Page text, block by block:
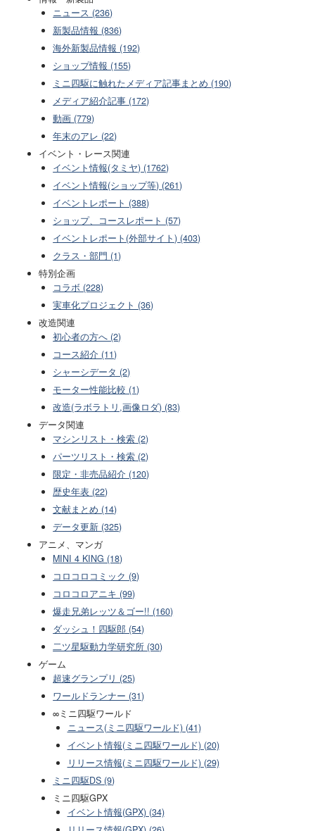
ニュース (236)
新製品情報 (836)
海外新製品情報 (192)
ショップ情報 (155)
ミニ四駆に触れたメディア記事まとめ (190)
メディア紹介記事 (172)
動画 (779)
年末のアレ (22)
イベント・レース関連
イベント情報(タミヤ) (1762)
イベント情報(ショップ等) (261)
イベントレポート (388)
ショップ、コースレポート (57)
イベントレポート(外部サイト) (403)
クラス・部門 (1)
特別企画
コラボ (228)
実車化プロジェクト (36)
改造関連
初心者の方へ (2)
コース紹介 (11)
シャーシデータ (2)
モーター性能比較 (1)
改造(ラボラトリ,画像ロダ) (83)
データ関連
マシンリスト・検索 (2)
パーツリスト・検索 (2)
限定・非売品紹介 (120)
歴史年表 (22)
文献まとめ (14)
データ更新 (325)
アニメ、マンガ
MINI 4 KING (18)
コロコロコミック (9)
コロコロアニキ (99)
爆走兄弟レッツ＆ゴー!! (160)
ダッシュ！四駆郎 (54)
二ツ星駆動力学研究所 (30)
ゲーム
超速グランプリ (25)
ワールドランナー (31)
∞ミニ四駆ワールド
ニュース(ミニ四駆ワールド) (41)
イベント情報(ミニ四駆ワールド) (20)
リリース情報(ミニ四駆ワールド) (29)
ミニ四駆DS (9)
ミニ四駆GPX
イベント情報(GPX) (34)